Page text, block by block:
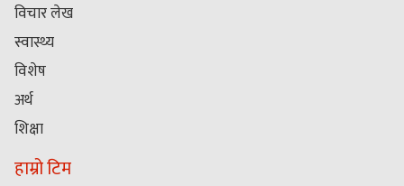
विचार लेख
स्वास्थ्य
विशेष
अर्थ
शिक्षा
हाम्रो टिम